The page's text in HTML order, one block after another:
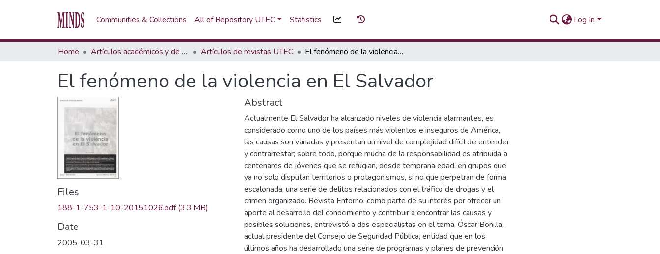
Communities & Collections All of Repository UTEC Statistics Log In
Home Artículos académicos y de opinión Artículos de revistas UTEC El fenómeno de la violencia en El Salvador
El fenómeno de la violencia en El Salvador
Files
188-1-753-1-10-20151026.pdf(3.3 MB)
Date
2005-03-31
Abstract
Actualmente El Salvador ha alcanzado niveles de violencia alarmantes, es
considerado como uno de los países más violentos e inseguros de América,
las causas son variadas y presentan un nivel de complejidad difícil de entender
y contrarrestar; sobre todo, porque mucha de la responsabilidad es atribuida a
centenares de jóvenes que se refugian, desde temprana edad, en grupos que
ya no solo disputan territorios o protagonismos, si no que perpetran de forma
escalonada, una serie de delitos relacionados con el tráfico de drogas y el
crimen organizado. Revista Entorno, como parte de su interés por ofrecer un
aporte al desarrollo del conocimiento y contribuir a encontrar las causas y
posibles soluciones, entrevistó a dos especialistas en el tema, Óscar Bonilla,
actual presidente del Consejo de Seguridad Pública, entidad que en los
últimos años ha desarrollado una serie de programas y planes de prevención